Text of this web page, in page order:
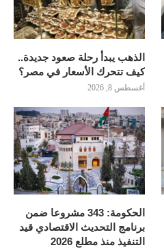
الذهب يبدأ رحلة صعود جديدة..
كيف تتحرك الأسعار في مصر؟
أغسطس 8, 2026
الحكومة: 343 مشروعا ضمن
برنامج التحديث الاقتصادي قيد
التنفيذ منذ مطلع 2026